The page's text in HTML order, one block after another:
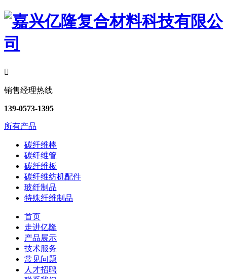

销售经理热线
139-0573-1395
所有产品
碳纤维棒
碳纤维管
碳纤维板
碳纤维纺机配件
玻纤制品
特殊纤维制品
首页
走进亿隆
产品展示
技术服务
常见问题
人才招聘